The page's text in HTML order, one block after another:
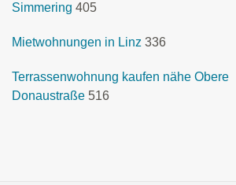
Simmering 405
Mietwohnungen in Linz 336
Terrassenwohnung kaufen nähe Obere
Donaustraße 516